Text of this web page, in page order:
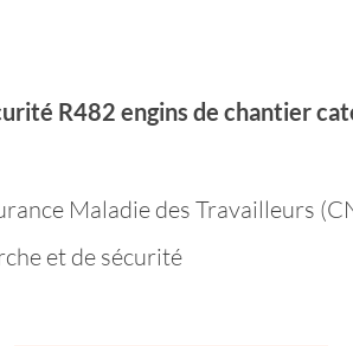
R482 engins de chantier
Maladie des Travailleurs
et de sécurité